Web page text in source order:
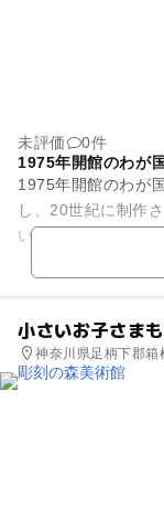
未評価
0件
1975年開館のわが
1975年開館のわが
し、20世紀に制作
います。所蔵作品
小さいお子さま
神奈川県足柄下郡箱